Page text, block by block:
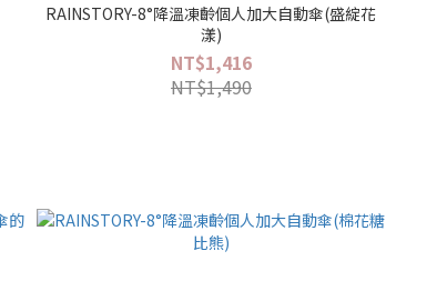
RAINSTORY-8°降溫凍齡個人加大自動傘(盛綻花
漾)
NT$1,416
NT$1,490